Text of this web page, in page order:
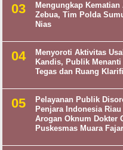
Mengungkap Kematian
Zebua, Tim Polda
Nias
Menyoroti Aktivitas
Kandis, Publik Menanti
Tegas dan Ruang
Pelayanan Publik
Penjara Indonesia
Arogan Oknum Dokter
Puskesmas Muara Fajar